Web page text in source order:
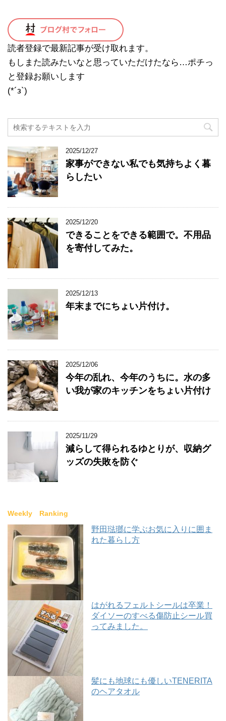
読者登録で最新記事が受け取れます。
もしまた読みたいなと思っていただけたなら…ポチっ
と登録お願いします
(*´з`)
2025/12/27
家事ができない私でも気持ちよく暮
らしたい
2025/12/20
できることをできる範囲で。不用品
を寄付してみた。
2025/12/13
年末までにちょい片付け。
2025/12/06
今年の乱れ、今年のうちに。水の多
い我が家のキッチンをちょい片付け
2025/11/29
減らして得られるゆとりが、収納グ
ッズの失敗を防ぐ
Weekly Ranking
野田琺瑯に学ぶお気に入りに囲ま
れた暮らし方
はがれるフェルトシールは卒業！
ダイソーのすべる傷防止シール買
ってみました。
髪にも地球にも優しいTENERITA
のヘアタオル